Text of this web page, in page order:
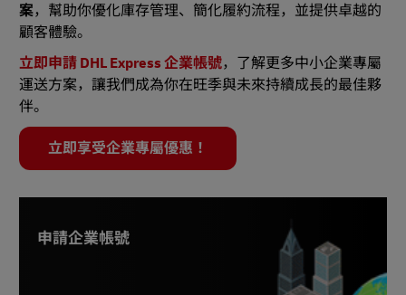
案，幫助你優化庫存管理、簡化履約流程，並提供卓越的
顧客體驗。
立即申請 DHL Express 企業帳號，了解更多中小企業專屬
運送方案，讓我們成為你在旺季與未來持續成長的最佳夥
伴。
立即享受企業專屬優惠！
申請企業帳號